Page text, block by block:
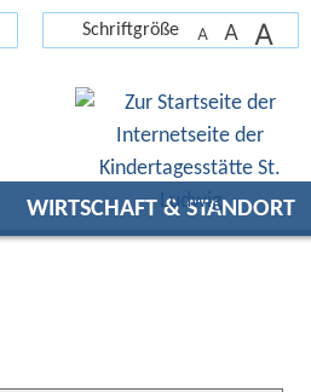
Schriftgröße A A A
WIRTSCHAFT & STANDORT